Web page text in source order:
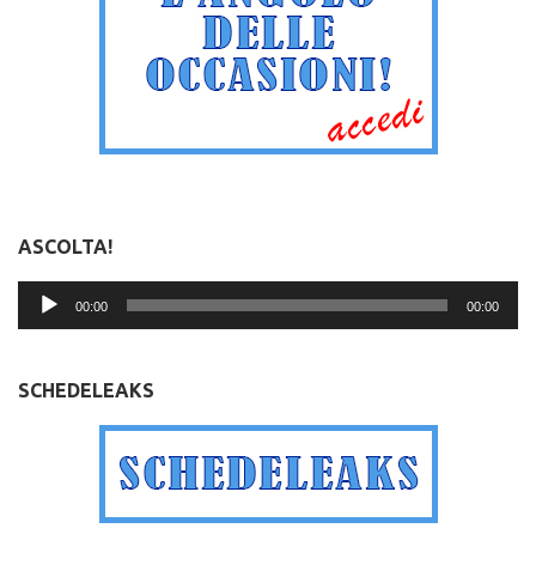
ASCOLTA!
Audio
00:00 00:00
SCHEDELEAKS